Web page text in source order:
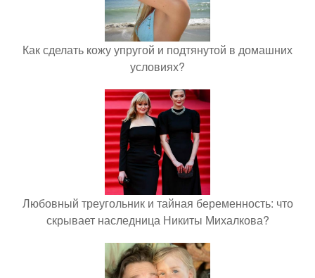
Как сделать кожу упругой и подтянутой в домашних
условиях?
Любовный треугольник и тайная беременность: что
скрывает наследница Никиты Михалкова?